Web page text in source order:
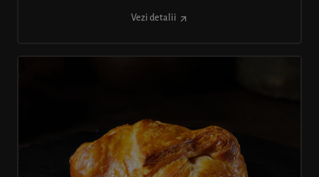
Vezi detalii